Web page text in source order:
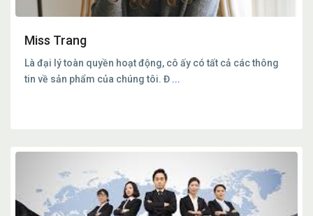
Miss Trang
Là đại lý toàn quyền hoạt động, cô ấy có tất cả các thông
tin về sản phẩm của chúng tôi. Đ ...